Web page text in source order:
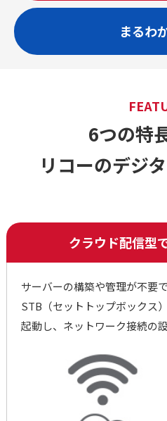
まるわ
6つの特
リコーのデジ
クラウド配信型
サーバーの構築や管理が不要
STB（セットトップボックス
起動し、ネットワーク接続の